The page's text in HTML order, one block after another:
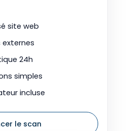
site web
24h
simples
incluse
le scan